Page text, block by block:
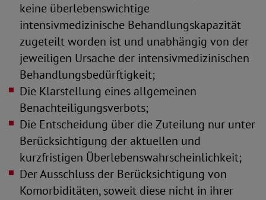
keine überlebenswichtige
intensivmedizinische Behandlungskapazität
zugeteilt worden ist und unabhängig von der
jeweiligen Ursache der intensivmedizinischen
Behandlungsbedürftigkeit;
Die Klarstellung eines allgemeinen
Benachteiligungsverbots;
Die Entscheidung über die Zuteilung nur unter
Berücksichtigung der aktuellen und
kurzfristigen Überlebenswahrscheinlichkeit;
Der Ausschluss der Berücksichtigung von
Komorbiditäten, soweit diese nicht in ihrer